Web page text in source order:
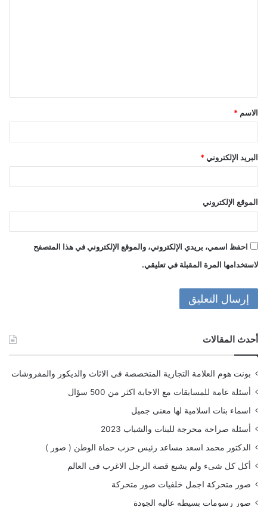
ق
*
الاسم *
البريد الإلكتروني *
الموقع الإلكتروني
احفظ اسمي، بريدي الإلكتروني، والموقع الإلكتروني في هذا المتصفح
لاستخدامها المرة المقبلة في تعليقي.
أحدث المقالات
بونت هوم العلامة التجارية المتخصصة فى الاثاث والديكور والمفروشات
أسئلة عامة للمسابقات مع الاجابة اكثر من 500 سؤال
اسماء بنات اسلامية لها معنى جميل
أسئلة صراحة محرجة للبنات والشباب 2023
الدكتور محمد اسعد مساعد رئيس حزب حماة الوطن ( صور )
أكل كل شىء ولم يشبع قصة الرجل الاغرب فى العالم
صور متحركة اجمل خلفيات صور متحركة
صور رسومات بسيطه عاليه الجودة